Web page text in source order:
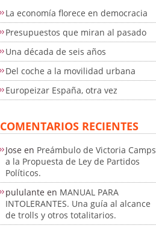
La economía florece en democracia
Presupuestos que miran al pasado
Una década de seis años
Del coche a la movilidad urbana
Europeizar España, otra vez
COMENTARIOS RECIENTES
Jose en Preámbulo de Victoria Camps
a la Propuesta de Ley de Partidos
Políticos.
pululante en MANUAL PARA
INTOLERANTES. Una guía al alcance
de trolls y otros totalitarios.